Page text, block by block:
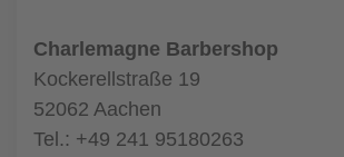
Charlemagne Barbershop
Kockerellstraße 19
52062 Aachen
Tel.: +49 241 95180263